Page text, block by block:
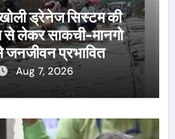
ड्रेनेज सिस्टम की
से लेकर साकची-मानगो
प्रभावित
Aug 7, 2026